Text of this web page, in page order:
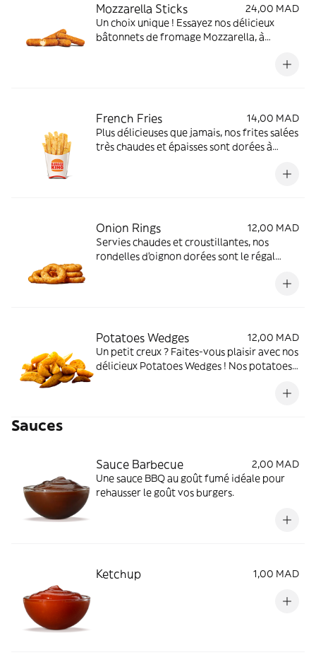
Mozzarella Sticks
24,00 MAD
Un choix unique ! Essayez nos délicieux
bâtonnets de fromage Mozzarella, à
French Fries
14,00 MAD
Plus délicieuses que jamais, nos frites salées
très chaudes et épaisses sont dorées à
Onion Rings
12,00 MAD
Servies chaudes et croustillantes, nos
rondelles d'oignon dorées sont le régal
Potatoes Wedges
12,00 MAD
Un petit creux ? Faites-vous plaisir avec nos
délicieux Potatoes Wedges ! Nos potatoes
Sauces
Sauce Barbecue
2,00 MAD
Une sauce BBQ au goût fumé idéale pour
rehausser le goût vos burgers.
Ketchup 1,00 MAD